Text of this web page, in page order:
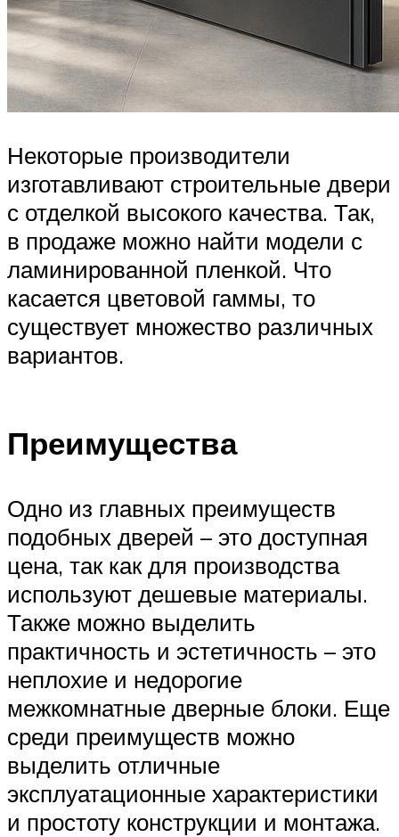
Некоторые производители
изготавливают строительные двери
с отделкой высокого качества. Так,
в продаже можно найти модели с
ламинированной пленкой. Что
касается цветовой гаммы, то
существует множество различных
вариантов.
Преимущества
Одно из главных преимуществ
подобных дверей – это доступная
цена, так как для производства
используют дешевые материалы.
Также можно выделить
практичность и эстетичность – это
неплохие и недорогие
межкомнатные дверные блоки. Еще
среди преимуществ можно
выделить отличные
эксплуатационные характеристики
и простоту конструкции и монтажа.